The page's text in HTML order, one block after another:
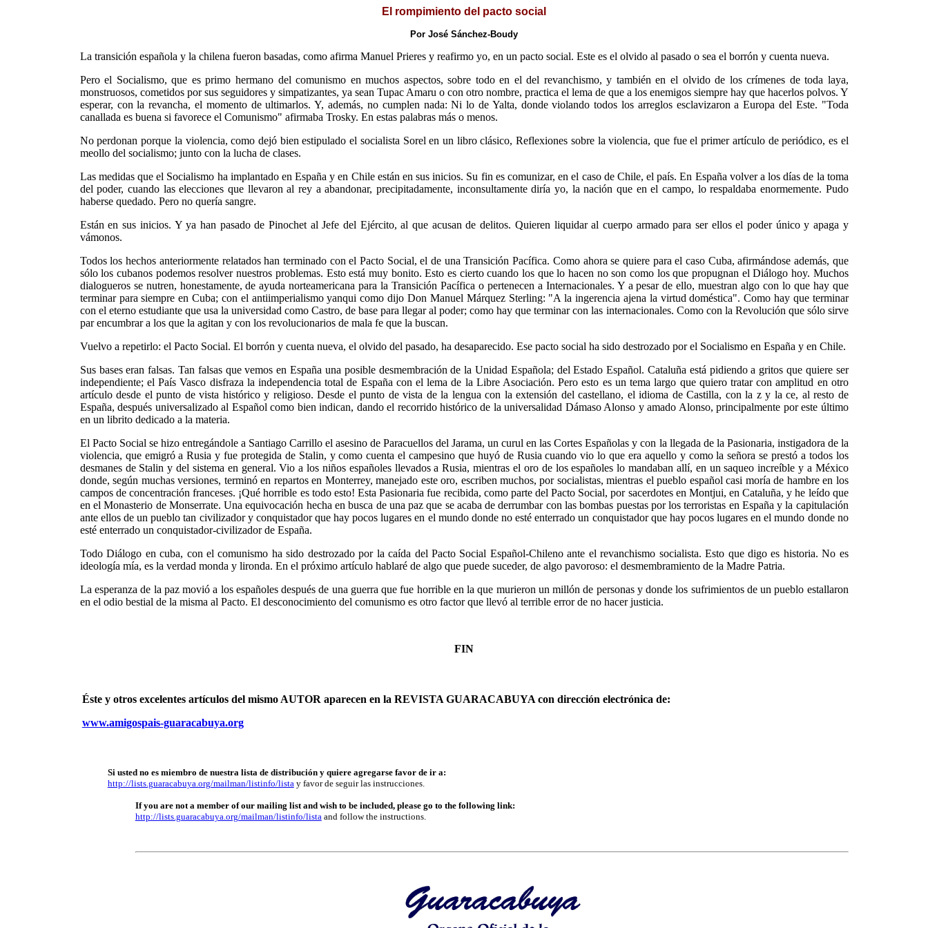
El rompimiento del pacto social
Por José Sánchez-Boudy
La transición española y la chilena fueron basadas, como afirma Manuel Prieres y reafirmo yo, en un pacto social. Este es el olvido al pasado o sea el borrón y cuenta nueva.
Pero el Socialismo, que es primo hermano del comunismo en muchos aspectos, sobre todo en el del revanchismo, y también en el olvido de los crímenes de toda laya,
monstruosos, cometidos por sus seguidores y simpatizantes, ya sean Tupac Amaru o con otro nombre, practica el lema de que a los enemigos siempre hay que hacerlos polvos. Y
esperar, con la revancha, el momento de ultimarlos. Y, además, no cumplen nada: Ni lo de Yalta, donde violando todos los arreglos esclavizaron a Europa del Este. "Toda
canallada es buena si favorece el Comunismo" afirmaba Trosky. En estas palabras más o menos.
No perdonan porque la violencia, como dejó bien estipulado el socialista Sorel en un libro clásico, Reflexiones sobre la violencia, que fue el primer artículo de periódico, es el
meollo del socialismo; junto con la lucha de clases.
Las medidas que el Socialismo ha implantado en España y en Chile están en sus inicios. Su fin es comunizar, en el caso de Chile, el país. En España volver a los días de la toma
del poder, cuando las elecciones que llevaron al rey a abandonar, precipitadamente, inconsultamente diría yo, la nación que en el campo, lo respaldaba enormemente. Pudo
haberse quedado. Pero no quería sangre.
Están en sus inicios. Y ya han pasado de Pinochet al Jefe del Ejército, al que acusan de delitos. Quieren liquidar al cuerpo armado para ser ellos el poder único y apaga y
vámonos.
Todos los hechos anteriormente relatados han terminado con el Pacto Social, el de una Transición Pacífica. Como ahora se quiere para el caso Cuba, afirmándose además, que
sólo los cubanos podemos resolver nuestros problemas. Esto está muy bonito. Esto es cierto cuando los que lo hacen no son como los que propugnan el Diálogo hoy. Muchos
dialogueros se nutren, honestamente, de ayuda norteamericana para la Transición Pacífica o pertenecen a Internacionales. Y a pesar de ello, muestran algo con lo que hay que
terminar para siempre en Cuba; con el antiimperialismo yanqui como dijo Don Manuel Márquez Sterling: "A la ingerencia ajena la virtud doméstica". Como hay que terminar
con el eterno estudiante que usa la universidad como Castro, de base para llegar al poder; como hay que terminar con las internacionales. Como con la Revolución que sólo sirve
par encumbrar a los que la agitan y con los revolucionarios de mala fe que la buscan.
Vuelvo a repetirlo: el Pacto Social. El borrón y cuenta nueva, el olvido del pasado, ha desaparecido. Ese pacto social ha sido destrozado por el Socialismo en España y en Chile.
Sus bases eran falsas. Tan falsas que vemos en España una posible desmembración de la Unidad Española; del Estado Español. Cataluña está pidiendo a gritos que quiere ser
independiente; el País Vasco disfraza la independencia total de España con el lema de la Libre Asociación. Pero esto es un tema largo que quiero tratar con amplitud en otro
artículo desde el punto de vista histórico y religioso. Desde el punto de vista de la lengua con la extensión del castellano, el idioma de Castilla, con la z y la ce, al resto de
España, después universalizado al Español como bien indican, dando el recorrido histórico de la universalidad Dámaso Alonso y amado Alonso, principalmente por este último
en un librito dedicado a la materia.
El Pacto Social se hizo entregándole a Santiago Carrillo el asesino de Paracuellos del Jarama, un curul en las Cortes Españolas y con la llegada de la Pasionaria, instigadora de la
violencia, que emigró a Rusia y fue protegida de Stalin, y como cuenta el campesino que huyó de Rusia cuando vio lo que era aquello y como la señora se prestó a todos los
desmanes de Stalin y del sistema en general. Vio a los niños españoles llevados a Rusia, mientras el oro de los españoles lo mandaban allí, en un saqueo increíble y a México
donde, según muchas versiones, terminó en repartos en Monterrey, manejado este oro, escriben muchos, por socialistas, mientras el pueblo español casi moría de hambre en los
campos de concentración franceses. ¡Qué horrible es todo esto! Esta Pasionaria fue recibida, como parte del Pacto Social, por sacerdotes en Montjui, en Cataluña, y he leído que
en el Monasterio de Monserrate. Una equivocación hecha en busca de una paz que se acaba de derrumbar con las bombas puestas por los terroristas en España y la capitulación
ante ellos de un pueblo tan civilizador y conquistador que hay pocos lugares en el mundo donde no esté enterrado un conquistador que hay pocos lugares en el mundo donde no
esté enterrado un conquistador-civilizador de España.
Todo Diálogo en cuba, con el comunismo ha sido destrozado por la caída del Pacto Social Español-Chileno ante el revanchismo socialista. Esto que digo es historia. No es
ideología mía, es la verdad monda y lironda. En el próximo artículo hablaré de algo que puede suceder, de algo pavoroso: el desmembramiento de la Madre Patria.
La esperanza de la paz movió a los españoles después de una guerra que fue horrible en la que murieron un millón de personas y donde los sufrimientos de un pueblo estallaron
en el odio bestial de la misma al Pacto. El desconocimiento del comunismo es otro factor que llevó al terrible error de no hacer justicia.
FIN
Éste y otros excelentes artículos del mismo AUTOR aparecen en la REVISTA GUARACABUYA con dirección electrónica de:
www.amigospais-guaracabuya.org
Si usted no es miembro de nuestra lista de distribución y quiere agregarse favor de ir a:
http://lists.guaracabuya.org/mailman/listinfo/listay favor de seguir las instrucciones.
If you are not a member of our mailing list and wish to be included, please go to the following link:
http://lists.guaracabuya.org/mailman/listinfo/listaand follow the instructions.